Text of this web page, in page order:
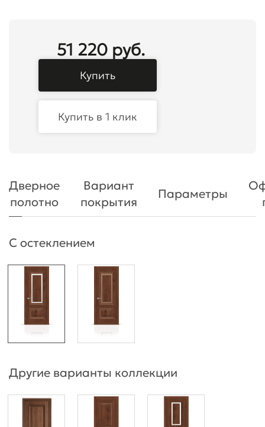
51 220 руб.
Купить
Купить в 1 клик
Дверное
полотно
Вариант
покрытия
Параметры
С остеклением
Другие варианты коллекции